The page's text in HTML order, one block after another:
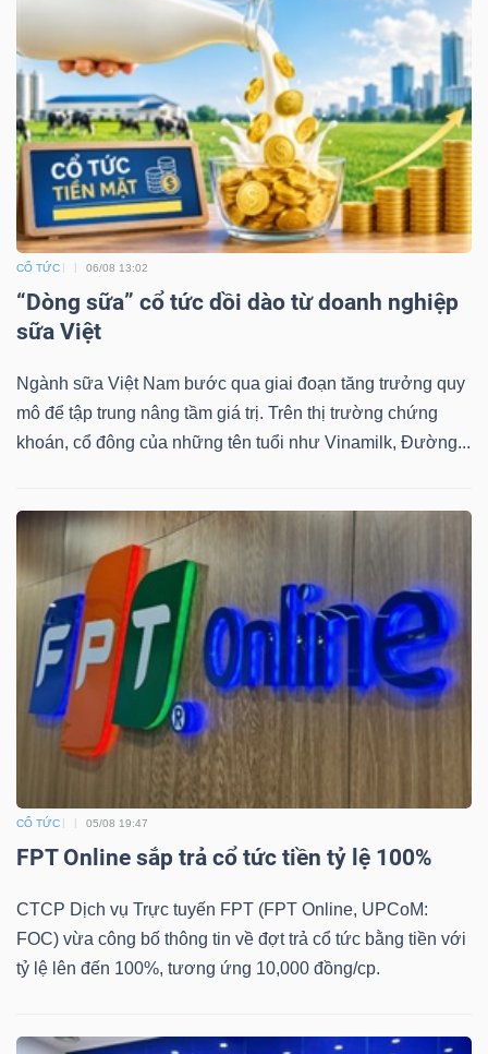
CỔ TỨC 06/08 13:02
“Dòng sữa” cổ tức dồi dào từ doanh nghiệp
sữa Việt
Ngành sữa Việt Nam bước qua giai đoạn tăng trưởng quy
mô để tập trung nâng tầm giá trị. Trên thị trường chứng
khoán, cổ đông của những tên tuổi như Vinamilk, Đường...
CỔ TỨC 05/08 19:47
FPT Online sắp trả cổ tức tiền tỷ lệ 100%
CTCP Dịch vụ Trực tuyến FPT (FPT Online, UPCoM:
FOC) vừa công bố thông tin về đợt trả cổ tức bằng tiền với
tỷ lệ lên đến 100%, tương ứng 10,000 đồng/cp.
tài
chính
Công
cụ
đầu
tư
Truyền
chính
Dữ
liệu
tài